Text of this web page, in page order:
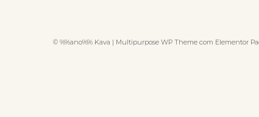
© %%ano%% Kava | Multipurpose WP Theme com Elementor